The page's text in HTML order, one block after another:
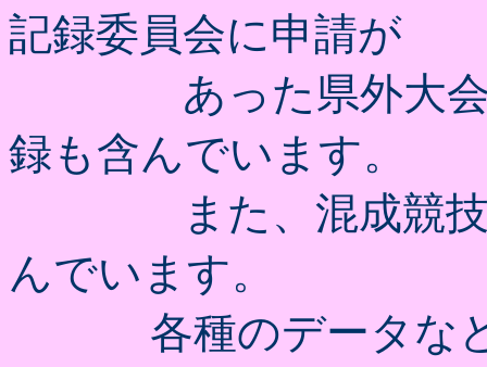
記録委員会に申請が
あった県外大会や
録も含んでいます。
また、混成競技に
んでいます。
各種のデータなど